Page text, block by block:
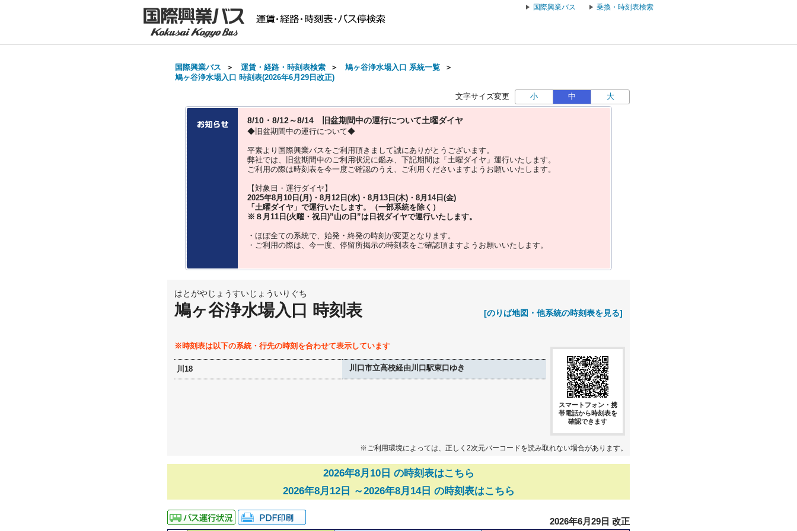
国際興業バス 乗換・時刻表検索
国際興業バス ＞ 運賃・経路・時刻表検索 ＞ 鳩ヶ谷浄水場入口 系統一覧 ＞
鳩ヶ谷浄水場入口 時刻表(2026年6月29日改正)
文字サイズ変更 小 中 大
8/10・8/12～8/14 旧盆期間中の運行について土曜ダイヤ
◆旧盆期間中の運行について◆
平素より国際興業バスをご利用頂きまして誠にありがとうございます。
弊社では、旧盆期間中のご利用状況に鑑み、下記期間は「土曜ダイヤ」運行いたします。
ご利用の際は時刻表を今一度ご確認のうえ、ご利用くださいますようお願いいたします。
【対象日・運行ダイヤ】
2025年8月10日(月)・8月12日(水)・8月13日(木)・8月14日(金)
「土曜ダイヤ」 で運行いたします。（一部系統を除く）
※８月11日(火曜・祝日)”山の日 ”は 日祝ダイヤで運行いたします。
・ほぼ全ての系統で、始発・終発の時刻が変更となります。
・ご利用の際は、今一度、 停留所掲示の時刻表をご確認頂ますようお願いいたします。
はとがやじょうすいじょういりぐち
鳩ヶ谷浄水場入口 時刻表 [のりば地図・他系統の時刻表を見る]
※時刻表は以下の系統・行先の時刻を合わせて表示しています
川18 川口市立高校経由川口駅東口ゆき
スマートフォン・携
帯電話から時刻表を
確認できます
※ご利用環境によっては、正しく2次元バーコードを読み取れない場合があります。
2026年8月10日 の時刻表はこちら
2026年8月12日 ～2026年8月14日 の時刻表はこちら
2026年6月29日 改正